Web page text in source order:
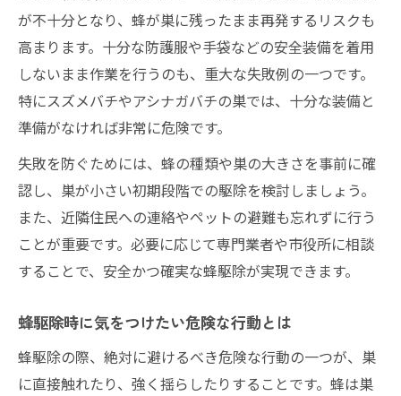
が不十分となり、蜂が巣に残ったまま再発するリスクも
高まります。十分な防護服や手袋などの安全装備を着用
しないまま作業を行うのも、重大な失敗例の一つです。
特にスズメバチやアシナガバチの巣では、十分な装備と
準備がなければ非常に危険です。
失敗を防ぐためには、蜂の種類や巣の大きさを事前に確
認し、巣が小さい初期段階での駆除を検討しましょう。
また、近隣住民への連絡やペットの避難も忘れずに行う
ことが重要です。必要に応じて専門業者や市役所に相談
することで、安全かつ確実な蜂駆除が実現できます。
蜂駆除時に気をつけたい危険な行動とは
蜂駆除の際、絶対に避けるべき危険な行動の一つが、巣
に直接触れたり、強く揺らしたりすることです。蜂は巣